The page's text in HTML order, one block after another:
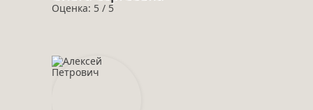
Оценка: 5 / 5